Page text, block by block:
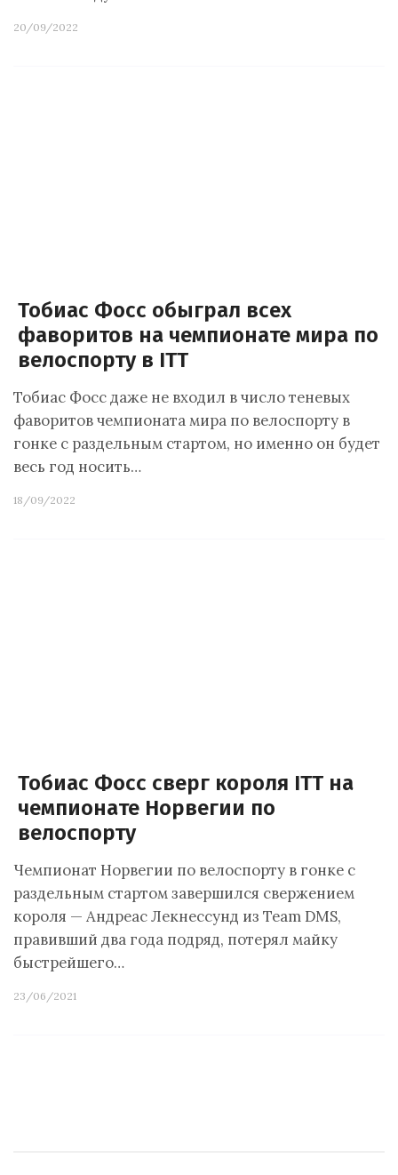
20/09/2022
Тобиас Фосс обыграл всех
фаворитов на чемпионате мира по
велоспорту в ITT
Тобиас Фосс даже не входил в число теневых
фаворитов чемпионата мира по велоспорту в
гонке с раздельным стартом, но именно он будет
весь год носить…
18/09/2022
Тобиас Фосс сверг короля ITT на
чемпионате Норвегии по
велоспорту
Чемпионат Норвегии по велоспорту в гонке с
раздельным стартом завершился свержением
короля — Андреас Лекнессунд из Team DMS,
правивший два года подряд, потерял майку
быстрейшего…
23/06/2021